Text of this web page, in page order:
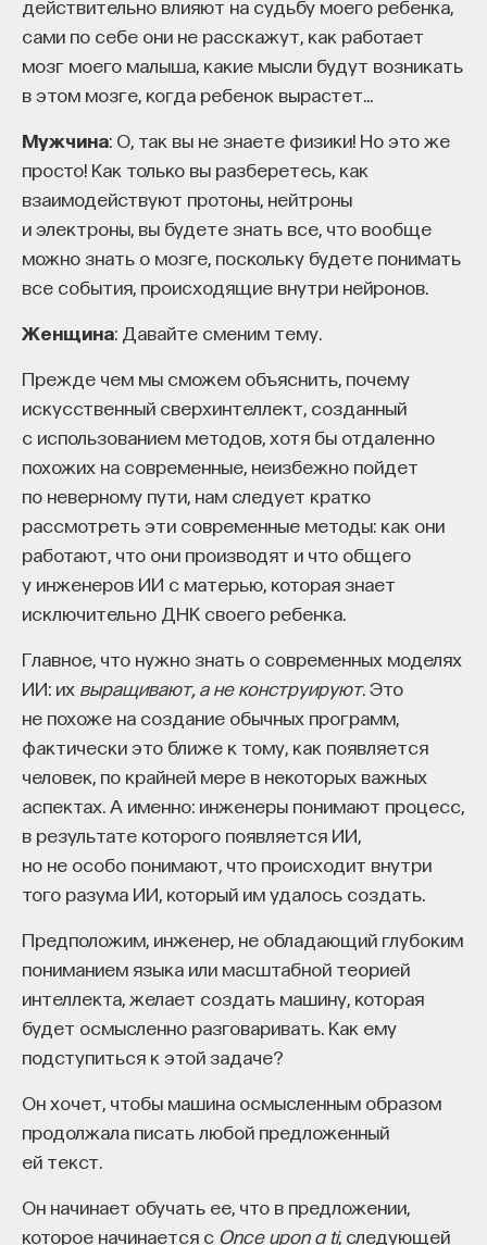
действительно влияют на судьбу моего ребенка,
сами по себе они не расскажут, как работает
мозг моего малыша, какие мысли будут возникать
в этом мозге, когда ребенок вырастет…
Мужчина: О, так вы не знаете физики! Но это же
просто! Как только вы разберетесь, как
взаимодействуют протоны, нейтроны
и электроны, вы будете знать все, что вообще
можно знать о мозге, поскольку будете понимать
все события, происходящие внутри нейронов.
Женщина: Давайте сменим тему.
Прежде чем мы сможем объяснить, почему
искусственный сверхинтеллект, созданный
с использованием методов, хотя бы отдаленно
похожих на современные, неизбежно пойдет
по неверному пути, нам следует кратко
рассмотреть эти современные методы: как они
работают, что они производят и что общего
у инженеров ИИ с матерью, которая знает
исключительно ДНК своего ребенка.
Главное, что нужно знать о современных моделях
ИИ: их выращивают, а не конструируют. Это
не похоже на создание обычных программ,
фактически это ближе к тому, как появляется
человек, по крайней мере в некоторых важных
аспектах. А именно: инженеры понимают процесс,
в результате которого появляется ИИ,
но не особо понимают, что происходит внутри
того разума ИИ, который им удалось создать.
Предположим, инженер, не обладающий глубоким
пониманием языка или масштабной теорией
интеллекта, желает создать машину, которая
будет осмысленно разговаривать. Как ему
подступиться к этой задаче?
Он хочет, чтобы машина осмысленным образом
продолжала писать любой предложенный
ей текст.
Он начинает обучать ее, что в предложении,
которое начинается с Once upon a ti, следующей